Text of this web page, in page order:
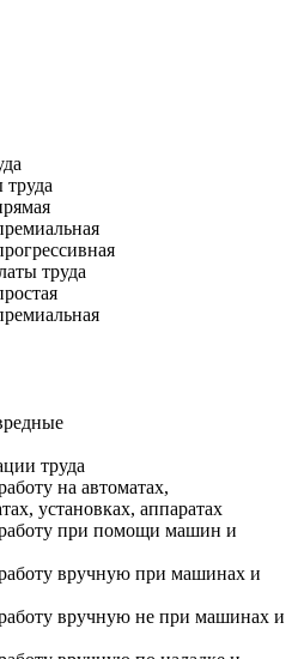
труда
труда
на автоматах,
установках, аппаратах
при помощи машин и
вручную при машинах и
вручную не при машинах и